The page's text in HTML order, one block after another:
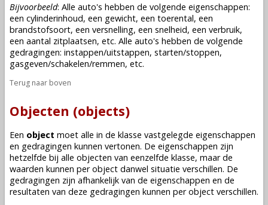
Bijvoorbeeld: Alle auto's hebben de volgende eigenschappen:
een cylinderinhoud, een gewicht, een toerental, een
brandstofsoort, een versnelling, een snelheid, een verbruik,
een aantal zitplaatsen, etc. Alle auto's hebben de volgende
gedragingen: instappen/uitstappen, starten/stoppen,
gasgeven/schakelen/remmen, etc.
Terug naar boven
Objecten (objects)
Een object moet alle in de klasse vastgelegde eigenschappen
en gedragingen kunnen vertonen. De eigenschappen zijn
hetzelfde bij alle objecten van eenzelfde klasse, maar de
waarden kunnen per object danwel situatie verschillen. De
gedragingen zijn afhankelijk van de eigenschappen en de
resultaten van deze gedragingen kunnen per object verschillen.